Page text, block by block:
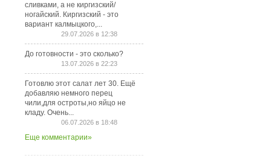
сливками, а не киргизский/
ногайский. Киргизский - это
вариант калмыцкого,...
29.07.2026 в 12:38
До готовности - это сколько?
13.07.2026 в 22:23
Готовлю этот салат лет 30. Ещё
добавляю немного перец
чили,для остроты,но яйцо не
кладу. Очень...
06.07.2026 в 18:48
Еще комментарии»